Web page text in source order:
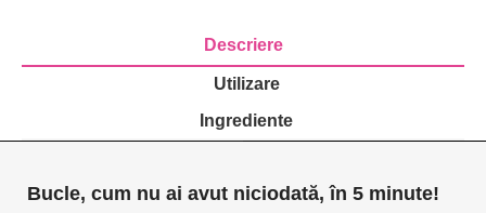
Descriere
Utilizare
Ingrediente
Bucle, cum nu ai avut niciodată, în 5 minute!